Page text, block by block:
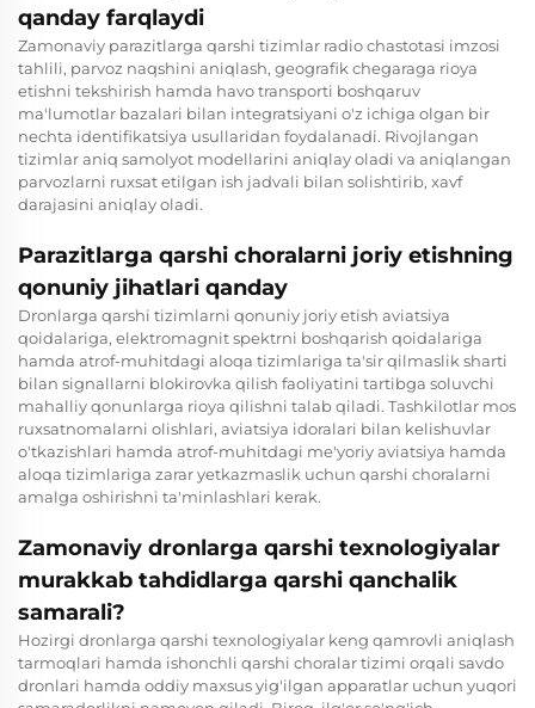
qanday farqlaydi
Zamonaviy parazitlarga qarshi tizimlar radio chastotasi imzosi
tahlili, parvoz naqshini aniqlash, geografik chegaraga rioya
etishni tekshirish hamda havo transporti boshqaruv
ma'lumotlar bazalari bilan integratsiyani o'z ichiga olgan bir
nechta identifikatsiya usullaridan foydalanadi. Rivojlangan
tizimlar aniq samolyot modellarini aniqlay oladi va aniqlangan
parvozlarni ruxsat etilgan ish jadvali bilan solishtirib, xavf
darajasini aniqlay oladi.
Parazitlarga qarshi choralarni joriy etishning
qonuniy jihatlari qanday
Dronlarga qarshi tizimlarni qonuniy joriy etish aviatsiya
qoidalariga, elektromagnit spektrni boshqarish qoidalariga
hamda atrof-muhitdagi aloqa tizimlariga ta'sir qilmaslik sharti
bilan signallarni blokirovka qilish faoliyatini tartibga soluvchi
mahalliy qonunlarga rioya qilishni talab qiladi. Tashkilotlar mos
ruxsatnomalarni olishlari, aviatsiya idoralari bilan kelishuvlar
o'tkazishlari hamda atrof-muhitdagi me'yoriy aviatsiya hamda
aloqa tizimlariga zarar yetkazmaslik uchun qarshi choralarni
amalga oshirishni ta'minlashlari kerak.
Zamonaviy dronlarga qarshi texnologiyalar
murakkab tahdidlarga qarshi qanchalik
samarali?
Hozirgi dronlarga qarshi texnologiyalar keng qamrovli aniqlash
tarmoqlari hamda ishonchli qarshi choralar tizimi orqali savdo
dronlari hamda oddiy maxsus yig'ilgan apparatlar uchun yuqori